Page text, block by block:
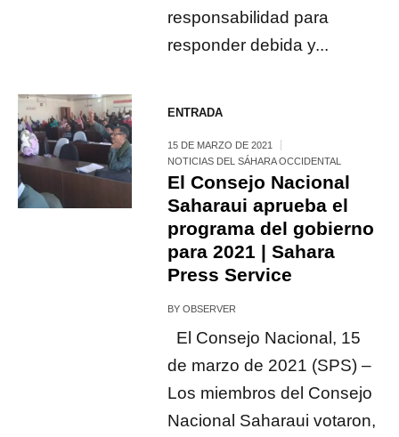
responsabilidad para
responder debida y...
ENTRADA
15 DE MARZO DE 2021
NOTICIAS DEL SÁHARA OCCIDENTAL
El Consejo Nacional
Saharaui aprueba el
programa del gobierno
para 2021 | Sahara
Press Service
BYOBSERVER
El Consejo Nacional, 15
de marzo de 2021 (SPS) –
Los miembros del Consejo
Nacional Saharaui votaron,